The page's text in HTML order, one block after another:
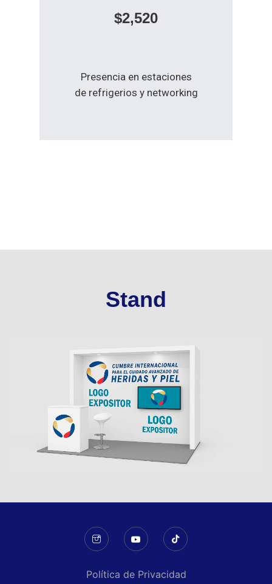
$2,520
Presencia en estaciones
de refrigerios y networking
Stand
Política de Privacidad